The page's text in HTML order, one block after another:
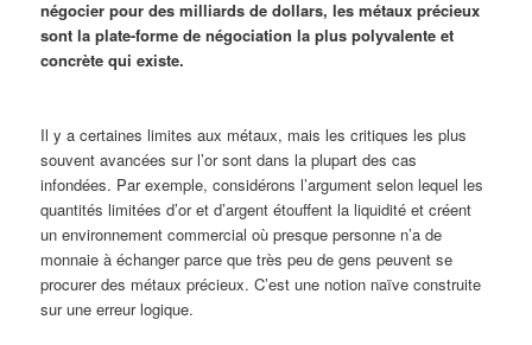
négocier pour des milliards de dollars, les métaux précieux
sont la plate-forme de négociation la plus polyvalente et
concrète qui existe.
Il y a certaines limites aux métaux, mais les critiques les plus
souvent avancées sur l’or sont dans la plupart des cas
infondées. Par exemple, considérons l’argument selon lequel les
quantités limitées d’or et d’argent étouffent la liquidité et créent
un environnement commercial où presque personne n’a de
monnaie à échanger parce que très peu de gens peuvent se
procurer des métaux précieux. C’est une notion naïve construite
sur une erreur logique.